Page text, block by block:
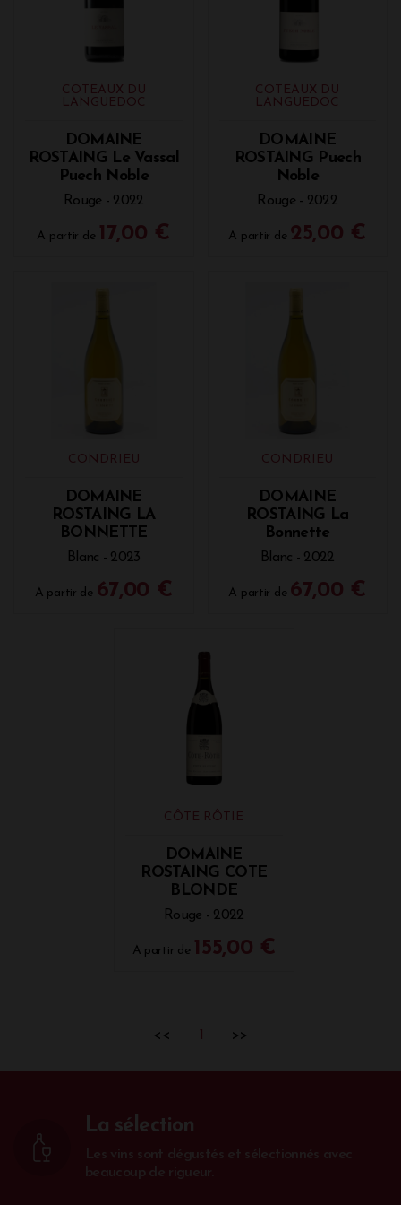
COTEAUX DU
LANGUEDOC
DOMAINE
ROSTAING Le Vassal
Puech Noble
Rouge - 2022
A partir de 17,00 €
COTEAUX DU
LANGUEDOC
DOMAINE
ROSTAING Puech
Noble
Rouge - 2022
A partir de 25,00 €
CONDRIEU
DOMAINE
ROSTAING LA
BONNETTE
Blanc - 2023
A partir de 67,00 €
CONDRIEU
DOMAINE
ROSTAING La
Bonnette
Blanc - 2022
A partir de 67,00 €
CÔTE RÔTIE
DOMAINE
ROSTAING COTE
BLONDE
Rouge - 2022
A partir de 155,00 €
<< >>
La sélection